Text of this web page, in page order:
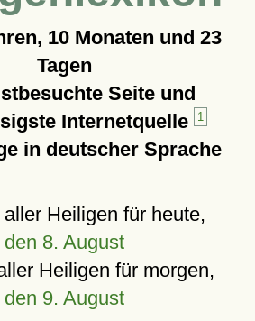
10 Monaten und 23
Tagen
Seite und
Internetquelle
1
in deutscher Sprache
Heiligen für heute,
den 8. August
Heiligen für morgen,
den 9. August